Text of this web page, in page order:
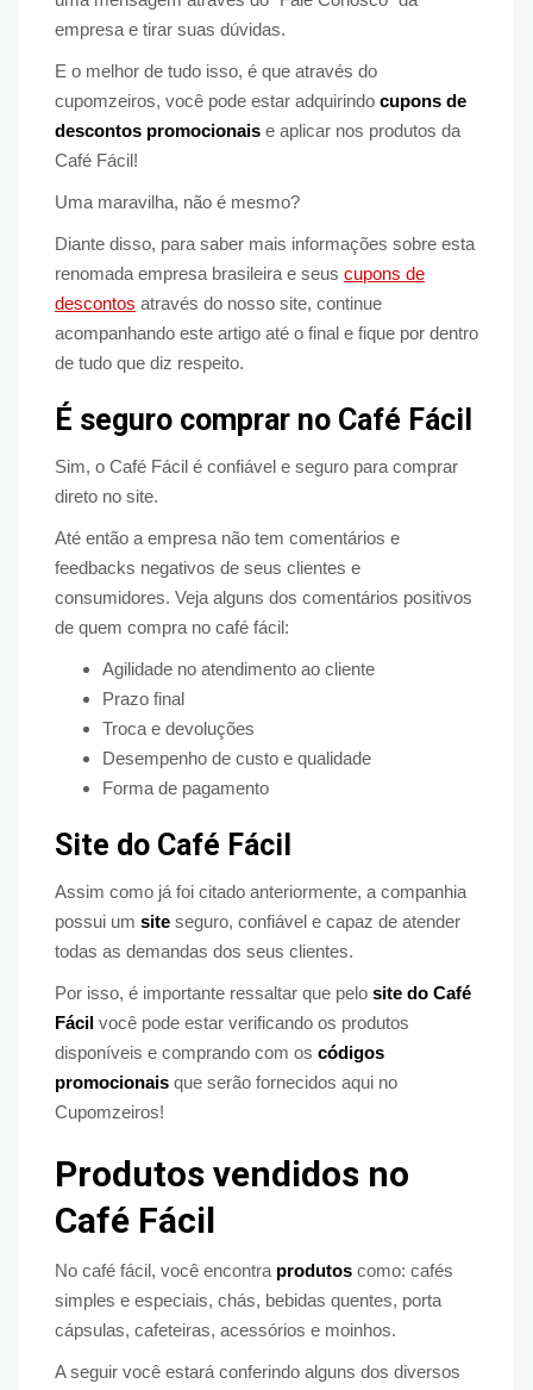
empresa e tirar suas dúvidas.
E o melhor de tudo isso, é que através do
cupomzeiros, você pode estar adquirindo cupons de
descontos promocionais e aplicar nos produtos da
Café Fácil!
Uma maravilha, não é mesmo?
Diante disso, para saber mais informações sobre esta
renomada empresa brasileira e seus cupons de
descontos através do nosso site, continue
acompanhando este artigo até o final e fique por dentro
de tudo que diz respeito.
É seguro comprar no Café Fácil
Sim, o Café Fácil é confiável e seguro para comprar
direto no site.
Até então a empresa não tem comentários e
feedbacks negativos de seus clientes e
consumidores. Veja alguns dos comentários positivos
de quem compra no café fácil:
Agilidade no atendimento ao cliente
Prazo final
Troca e devoluções
Desempenho de custo e qualidade
Forma de pagamento
Site do Café Fácil
Assim como já foi citado anteriormente, a companhia
possui um site seguro, confiável e capaz de atender
todas as demandas dos seus clientes.
Por isso, é importante ressaltar que pelo site do Café
Fácil você pode estar verificando os produtos
disponíveis e comprando com os códigos
promocionais que serão fornecidos aqui no
Cupomzeiros!
Produtos vendidos no
Café Fácil
No café fácil, você encontra produtos como: cafés
simples e especiais, chás, bebidas quentes, porta
cápsulas, cafeteiras, acessórios e moinhos.
A seguir você estará conferindo alguns dos diversos